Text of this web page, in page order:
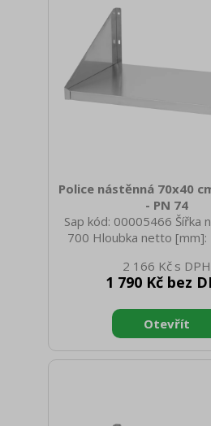
Police nástěnná 70x40
- PN 74
Sap kód: 00005466 Šířka
700 Hloubka netto [mm]:
5.45 Šířka brutto [mm]:
brutto [mm]: 410 Výška
AISI 430 Typ nože:
nože [mm]: 270 Průměr
215 Konstruční typ
2 166 Kč
1 790 Kč bez